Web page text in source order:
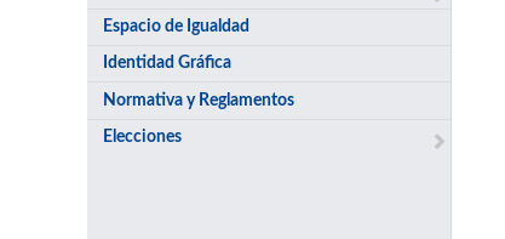
Espacio de Igualdad
Identidad Gráfica
Normativa y Reglamentos
Elecciones